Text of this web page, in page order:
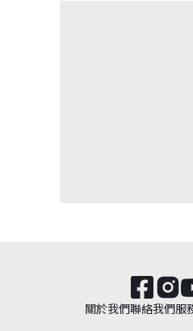
關於我們聯絡我們服